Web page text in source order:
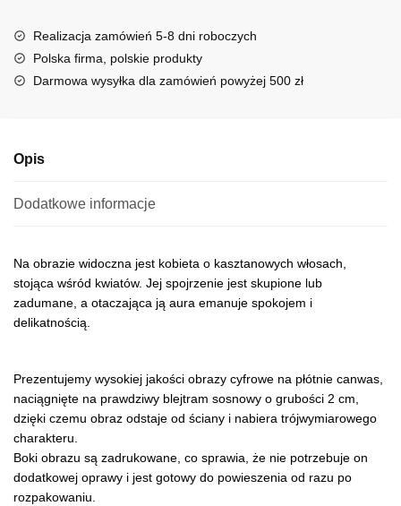
Realizacja zamówień 5-8 dni roboczych
Polska firma, polskie produkty
Darmowa wysyłka dla zamówień powyżej 500 zł
Opis
Dodatkowe informacje
Na obrazie widoczna jest kobieta o kasztanowych włosach,
stojąca wśród kwiatów. Jej spojrzenie jest skupione lub
zadumane, a otaczająca ją aura emanuje spokojem i
delikatnością.
Prezentujemy wysokiej jakości obrazy cyfrowe na płótnie canwas,
naciągnięte na prawdziwy blejtram sosnowy o grubości 2 cm,
dzięki czemu obraz odstaje od ściany i nabiera trójwymiarowego
charakteru.
Boki obrazu są zadrukowane, co sprawia, że nie potrzebuje on
dodatkowej oprawy i jest gotowy do powieszenia od razu po
rozpakowaniu.